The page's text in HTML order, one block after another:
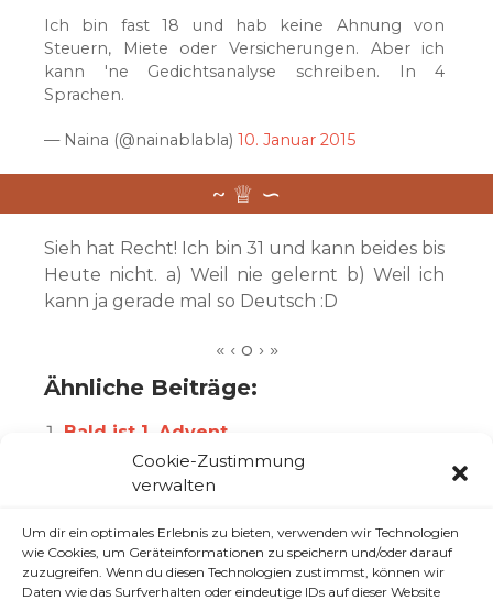
Cookie-Zustimmung
verwalten
Um dir ein optimales Erlebnis zu bieten, verwenden wir Technologien
wie Cookies, um Geräteinformationen zu speichern und/oder darauf
zuzugreifen. Wenn du diesen Technologien zustimmst, können wir
Daten wie das Surfverhalten oder eindeutige IDs auf dieser Website
Ich bin fast 18 und hab keine Ahnung von
Steuern, Miete oder Versicherungen. Aber ich
kann 'ne Gedichtsanalyse schreiben. In 4
Sprachen.
— Naina (@nainablabla) 10. Januar 2015
Sieh hat Recht! Ich bin 31 und kann beides bis
Heute nicht. a) Weil nie gelernt b) Weil ich
kann ja gerade mal so Deutsch :D
Ähnliche Beiträge:
Bald ist 1. Advent
First match Dune 2 Wyveres VS Sanris
diesem Fall
die Macht der Sprache.